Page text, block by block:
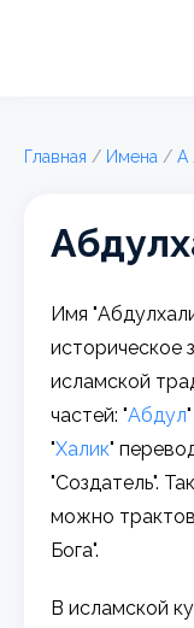
Главная / Имена / А
Имя
историческое
исламской
частей: "Абдул
"Халик"
"Создатель".
можно
Бога".
В исламской